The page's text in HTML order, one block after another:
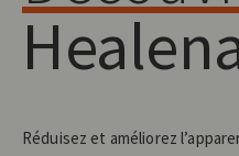
Réduisez et améliorez